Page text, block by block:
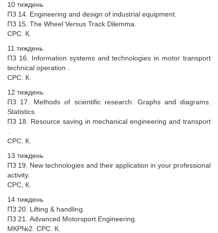
10 тиждень
ПЗ 14. Engineering and design of industrial equipment.
ПЗ 15. The Wheel Versus Track Dilemma.
СРС. К.
11 тиждень
ПЗ 16. Information systems and technologies in motor transport
technical operation .
СРС. К.
12 тиждень
ПЗ 17. Methods of scientific research. Graphs and diagrams.
Statistics.
ПЗ 18. Resource saving in mechanical engineering and transport
СРС. К.
13 тиждень
ПЗ 19. New technologies and their application in your professional
activity.
СРС, К.
14 тиждень
ПЗ 20. Lifting & handling.
ПЗ 21. Advanced Motorsport Engineering.
МКP№2. СРС. К.